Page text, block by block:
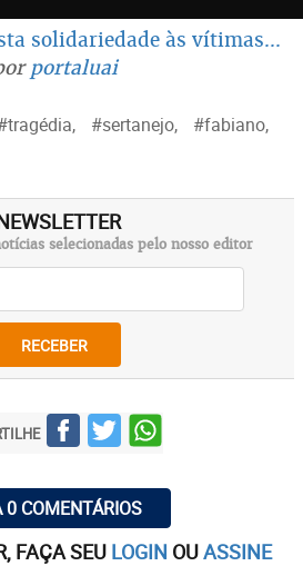
solidariedade às vítimas...
portaluai
#sertanejo,
#fabiano,
selecionadas pelo nosso editor
RECEBER
0 COMENTÁRIOS
FAÇA SEU LOGIN OUASSINE